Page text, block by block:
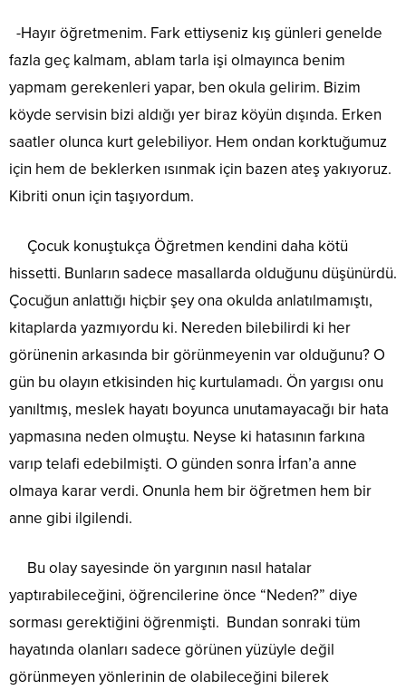
-Hayır öğretmenim. Fark ettiyseniz kış günleri genelde
fazla geç kalmam, ablam tarla işi olmayınca benim
yapmam gerekenleri yapar, ben okula gelirim. Bizim
köyde servisin bizi aldığı yer biraz köyün dışında. Erken
saatler olunca kurt gelebiliyor. Hem ondan korktuğumuz
için hem de beklerken ısınmak için bazen ateş yakıyoruz.
Kibriti onun için taşıyordum.
Çocuk konuştukça Öğretmen kendini daha kötü
hissetti. Bunların sadece masallarda olduğunu düşünürdü.
Çocuğun anlattığı hiçbir şey ona okulda anlatılmamıştı,
kitaplarda yazmıyordu ki. Nereden bilebilirdi ki her
görünenin arkasında bir görünmeyenin var olduğunu? O
gün bu olayın etkisinden hiç kurtulamadı. Ön yargısı onu
yanıltmış, meslek hayatı boyunca unutamayacağı bir hata
yapmasına neden olmuştu. Neyse ki hatasının farkına
varıp telafi edebilmişti. O günden sonra İrfan’a anne
olmaya karar verdi. Onunla hem bir öğretmen hem bir
anne gibi ilgilendi.
Bu olay sayesinde ön yargının nasıl hatalar
yaptırabileceğini, öğrencilerine önce “Neden?” diye
sorması gerektiğini öğrenmişti. Bundan sonraki tüm
hayatında olanları sadece görünen yüzüyle değil
görünmeyen yönlerinin de olabileceğini bilerek